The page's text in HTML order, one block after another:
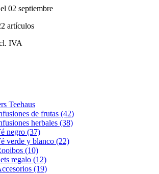
02 septiembre
artículos
IVA
Teehaus
de frutas (42)
herbales (38)
negro (37)
verde y blanco (22)
(10)
regalo (12)
(19)